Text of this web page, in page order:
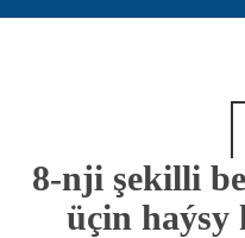
8-nji şekilli
üçin haýsy